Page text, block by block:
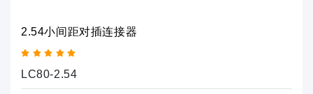
2.54小间距对插连接器
LC80-2.54